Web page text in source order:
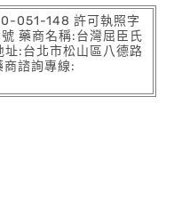
051-148 許可執照字
藥商名稱:台灣屈臣氏
:台北市松山區八德路
商諮詢專線: